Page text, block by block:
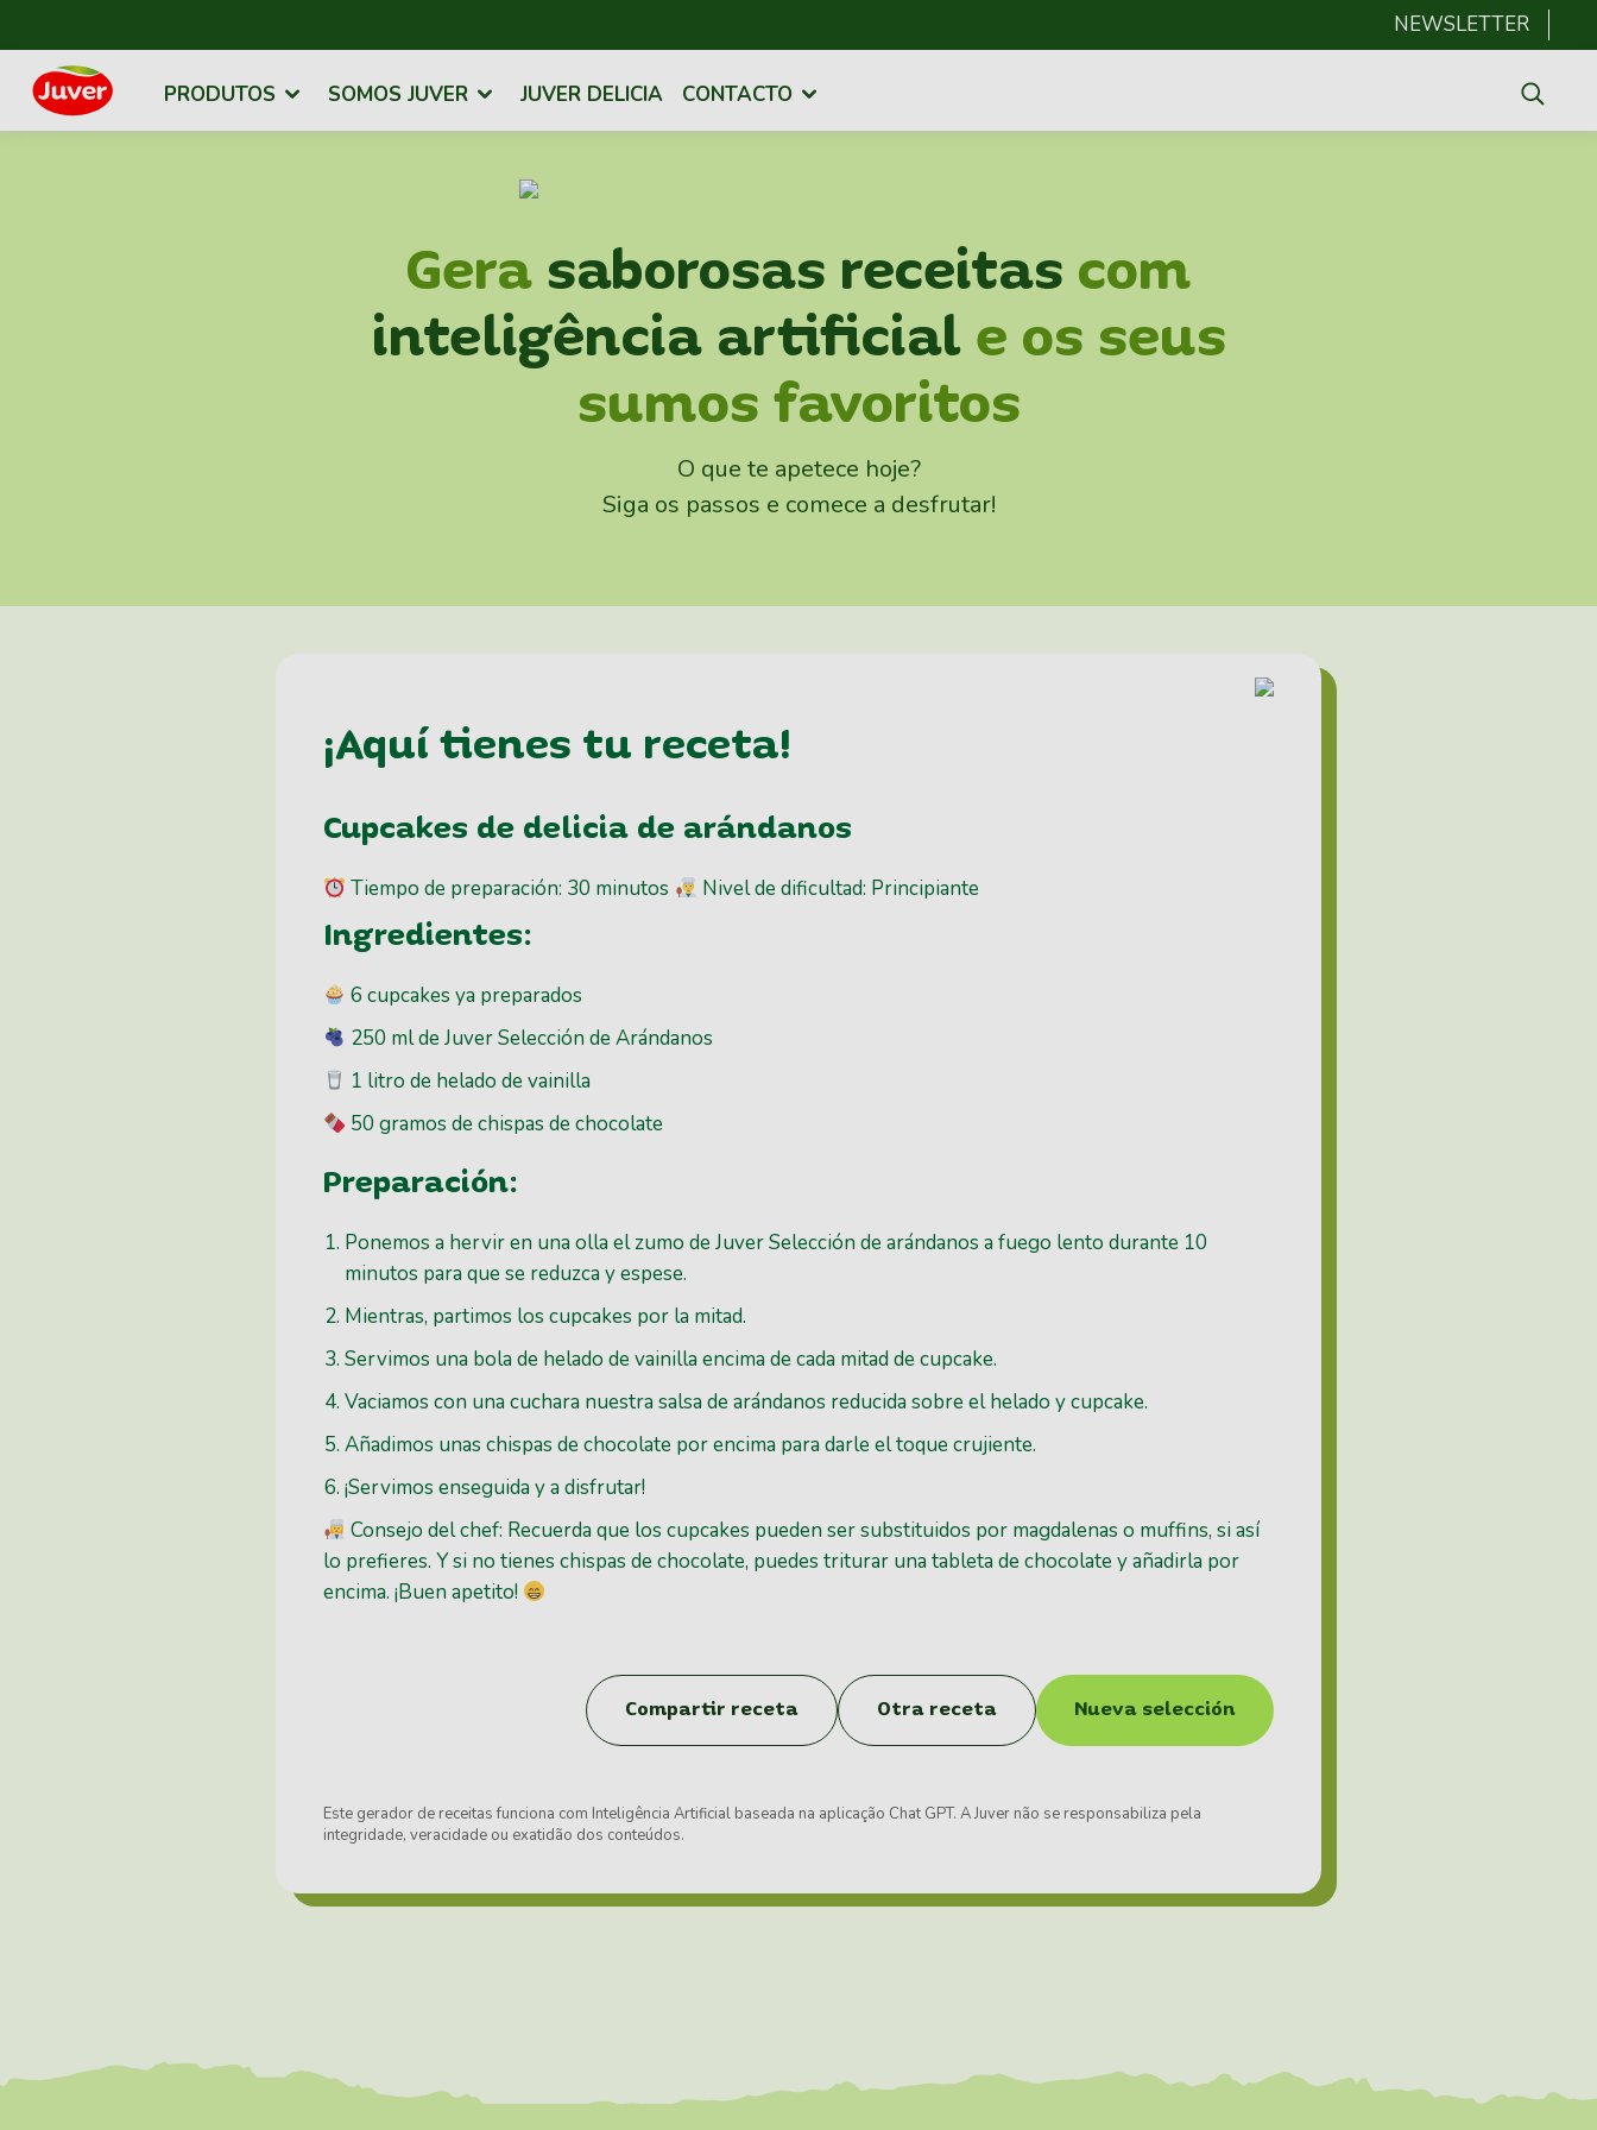
NEWSLETTER
PRODUTOS SOMOS JUVER JUVER DELICIA CONTACTO
Gera saborosas receitas com
inteligência artificiale os seus
sumos favoritos
O que te apetece hoje?
Siga os passos e comece a desfrutar!
¡Aquí tienes tu receta!
Cupcakes de delicia de arándanos
Tiempo de preparación: 30 minutos Nivel de dificultad: Principiante
Ingredientes:
6 cupcakes ya preparados
250 ml de Juver Selección de Arándanos
1 litro de helado de vainilla
50 gramos de chispas de chocolate
Preparación:
Ponemos a hervir en una olla el zumo de Juver Selección de arándanos a fuego lento durante 10
minutos para que se reduzca y espese.
Mientras, partimos los cupcakes por la mitad.
Servimos una bola de helado de vainilla encima de cada mitad de cupcake.
Vaciamos con una cuchara nuestra salsa de arándanos reducida sobre el helado y cupcake.
Añadimos unas chispas de chocolate por encima para darle el toque crujiente.
¡Servimos enseguida y a disfrutar!
Consejo del chef: Recuerda que los cupcakes pueden ser substituidos por magdalenas o muffins, si así
lo prefieres. Y si no tienes chispas de chocolate, puedes triturar una tableta de chocolate y añadirla por
encima. ¡Buen apetito!
Compartir receta Otra receta Nueva selección
Este gerador de receitas funciona com Inteligência Artificial baseada na aplicação Chat GPT. A Juver não se responsabiliza pela
integridade, veracidade ou exatidão dos conteúdos.